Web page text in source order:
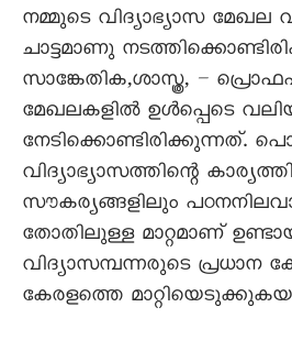
നമ്മുടെ വിദ്യാഭ്യാസ
ചാട്ടമാണു
സാങ്കേതിക,ശാസ്ത്ര, –
മേഖലകളിൽ ഉൾപ്പെടെ
നേടിക്കൊണ്ടിരിക്കുന്നത്.
വിദ്യാഭ്യാസത്തിന്റെ
സൗകര്യങ്ങളിലും
തോതിലുള്ള മാറ്റമാണ്
വിദ്യാസമ്പന്നരുടെ പ്രധാന
കേരളത്തെ